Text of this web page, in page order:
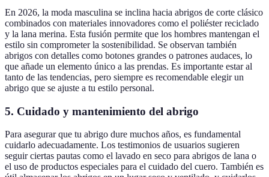
En 2026, la moda masculina se inclina hacia abrigos de corte clásico
combinados con materiales innovadores como el poliéster reciclado
y la lana merina. Esta fusión permite que los hombres mantengan el
estilo sin comprometer la sostenibilidad. Se observan también
abrigos con detalles como botones grandes o patrones audaces, lo
que añade un elemento único a las prendas. Es importante estar al
tanto de las tendencias, pero siempre es recomendable elegir un
abrigo que se ajuste a tu estilo personal.
5. Cuidado y mantenimiento del abrigo
Para asegurar que tu abrigo dure muchos años, es fundamental
cuidarlo adecuadamente. Los testimonios de usuarios sugieren
seguir ciertas pautas como el lavado en seco para abrigos de lana o
el uso de productos especiales para el cuidado del cuero. También es